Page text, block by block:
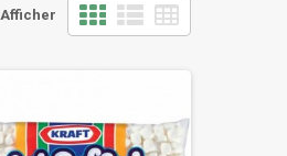
Afficher